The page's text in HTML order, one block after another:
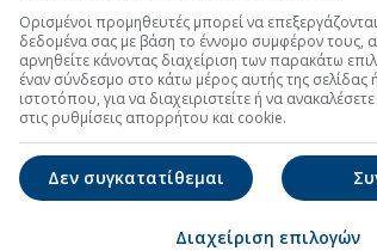
Ορισμένοι προμηθευτές μπορεί να
δεδομένα σας με βάση το έννομο συμφέρον τους,
αρνηθείτε κάνοντας διαχείριση των παρακάτω
έναν σύνδεσμο στο κάτω μέρος αυτής της σελίδας
ιστοτόπου, για να διαχειριστείτε ή να
στις ρυθμίσεις απορρήτου και cookie.
Δεν συγκατατίθεμαι
Διαχείριση επιλογών